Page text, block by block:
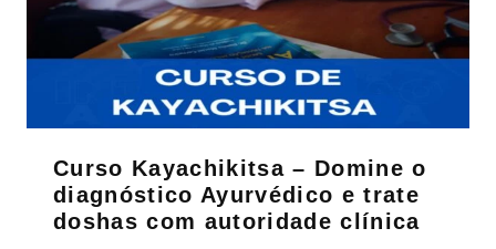
Curso Kayachikitsa – Domine o
diagnóstico Ayurvédico e trate
doshas com autoridade clínica